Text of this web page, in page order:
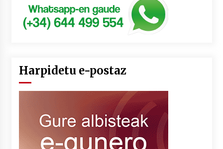
Harpidetu e-postaz